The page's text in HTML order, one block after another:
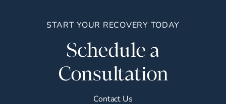
START YOUR RECOVERY TODAY
Schedule a
Consultation
Contact Us